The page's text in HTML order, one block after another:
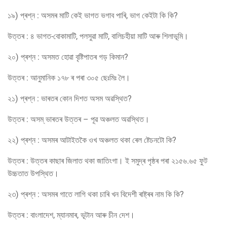
১৯) প্ৰশ্ন : অসমৰ মাটি কেই ভাগত ভগাব পাৰি, ভাগ কেইটা কি কি?
উত্তৰ : ৪ ভাগত-বোকামাটি, পলসুৱা মাটি, বালিচহীয়া মাটি আৰু শিলাভূমি।
২০) প্ৰশ্ন : অসমত হোৱা বৃষ্টিপাতৰ গড় কিমান?
উত্তৰ : আনুমানিক ১৭৮ ৰ পৰা ৩০৫ ছেঃমিঃ লৈ।
২১) প্ৰশ্ন : ভাৰতৰ কোন দিশত অসম অৱস্থিত?
উত্তৰ : অসম্ ভাৰতৰ উত্তৰ – পূৱ অঞ্চলত অৱস্থিত।
২২) প্ৰশ্ন : অসমৰ আটাইতকৈ ওখ অঞ্চলত থকা ৰেল ষ্টেচনটো কি?
উত্তৰ : উত্তৰ কাছাৰ জিলাত থকা জাতিংগা। ই সমুদ্ৰ পৃষ্ঠৰ পৰা ২১৫৬.৬৫ ফুট
উচ্চতাত উপস্থিত।
২৩) প্ৰশ্ন : অসমৰ গাতে লাগি থকা চাৰি খন বিদেশী ৰাষ্ট্ৰৰ নাম কি কি?
উত্তৰ : বাংলাদেশ, ম্যানমাৰ, ভূটান আৰু চীন দেশ।